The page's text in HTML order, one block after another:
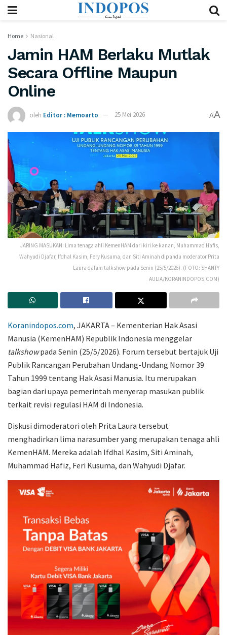
Home Nasional
Jamin HAM Berlaku Mutlak
Secara Offline Maupun
Online
oleh Editor : Memoarto 25 Mei 2026 AA
JARING MASUKAN: Lima tenaga ahli KemenHAM dari kiri ke kanan, Muhammad Hafis,
Wahyudi Djafar, Ifdhal Kasim, Fery Kusuma, dan Siti Aminah dipandu moderator Prita
Laura dalam talkshow pada Senin (25/5/2026). (FOTO: SHANTY
AULIA/KORANINDOPOS.COM)
Koranindopos.com, JAKARTA – Kementerian Hak Asasi
Manusia (KemenHAM) Republik Indonesia menggelar
talkshowpada Senin (25/5/2026). Forum tersebut bertajuk Uji
Publik Rancangan Perubahan Undang-Undang Nomor 39
Tahun 1999 tentang Hak Asasi Manusia. Itu merupakan
bagian dari upaya pemerintah menyerap masukan publik
terkait revisi regulasi HAM di Indonesia.
Diskusi dimoderatori oleh Prita Laura tersebut
menghadirkan lima narasumber yang merupakan tenaga ahli
KemenHAM. Mereka adalah Ifdhal Kasim, Siti Aminah,
Muhammad Hafiz, Feri Kusuma, dan Wahyudi Djafar.